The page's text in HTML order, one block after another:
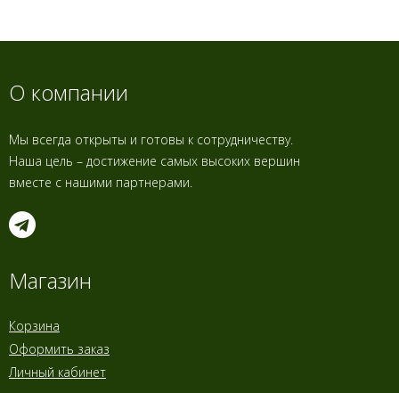
О компании
Мы всегда открыты и готовы к сотрудничеству.
Наша цель – достижение самых высоких вершин
вместе с нашими партнерами.
Магазин
Корзина
Оформить заказ
Личный кабинет